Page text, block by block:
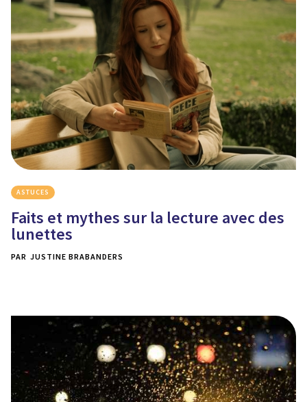
ASTUCES
Faits et mythes sur la lecture avec des
lunettes
PAR JUSTINE BRABANDERS